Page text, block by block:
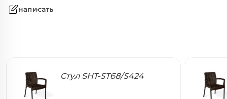
написать
Стул SHT-ST68/S424